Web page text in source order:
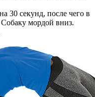
30 секунд, после чего в
мордой вниз.